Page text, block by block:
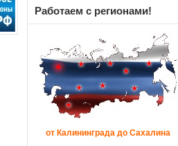
Работаем с регионами!
от Калининграда до Сахалина